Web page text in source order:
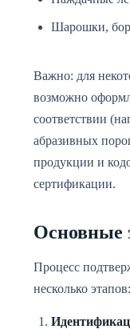
Шарошки,
Важно: для
возможно
соответствии
абразивных
продукции и
сертификации.
Основные
Процесс
несколько этапов: